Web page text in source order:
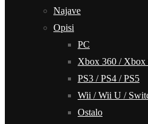
Najave
Opisi
PC
Xbox 360 /
PS3 / PS4 / PS5
Wii / Wii U /
Ostalo